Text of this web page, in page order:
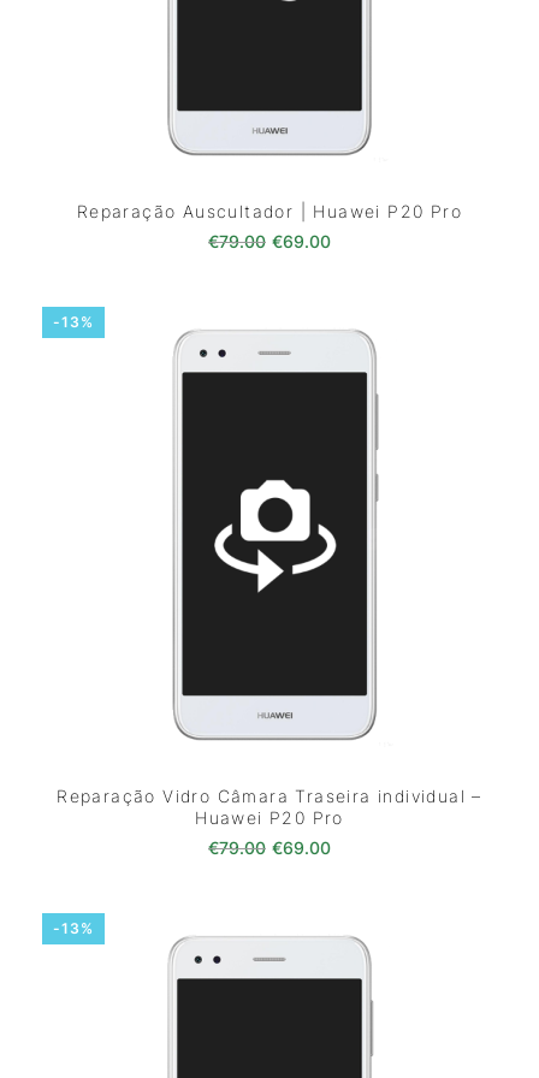
Reparação Auscultador | Huawei P20 Pro
€79.00 O preço original era: €79.00.
€69.00O preço atual é:
-13%
Reparação Vidro Câmara Traseira individual –
Huawei P20 Pro
€79.00 O preço original era: €79.00.
€69.00O preço atual é:
-13%